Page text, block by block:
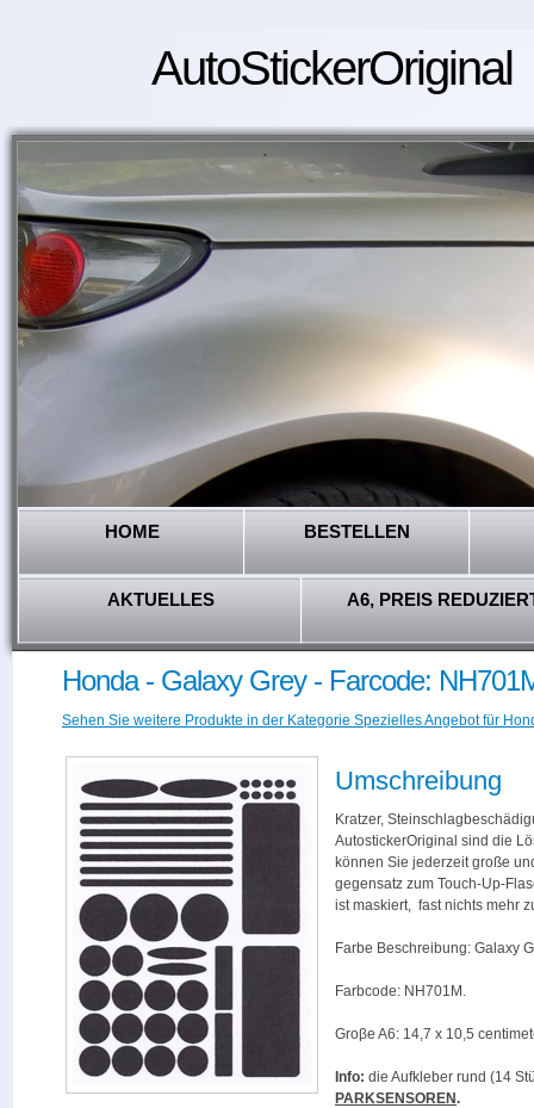
AutoStickerOriginal
HOME BESTELLEN
AKTUELLES A6, PREIS
Honda - Galaxy Grey - Farcode:
Sehen Sie weitere Produkte in der Kategorie Spezielles Angebot für
Umschreibung
Kratzer,
AutostickerOriginal sind die
können Sie jederzeit große
gegensatz zum Touch-Up-
ist maskiert, fast nichts mehr
Farbe Beschreibung: Galaxy
Farbcode: NH701M.
Groβe A6: 14,7 x 10,5
Info: die Aufkleber rund (14
PARKSENSOREN.